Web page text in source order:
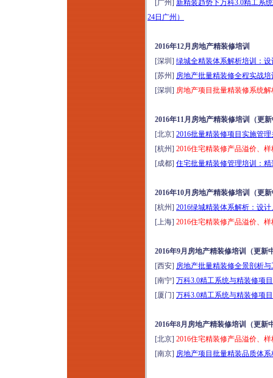
[广州] 新精装趋势下万科3.0精工系
24日广州）
2016年12月房地产精装修培训
[深圳] 绿城全精装体系解析培训：
[苏州] 房地产批量精装修全程实战
[深圳] 房地产项目批量精装修系统
2016年11月房地产精装修培训（更
[北京] 2016批量精装修项目实施管
[杭州] 2016住宅精装修产品溢价、
[成都] 住宅批量精装修管理培训：
2016年10月房地产精装修培训（更
[杭州] 2016绿城精装体系解析：设
[上海] 2016住宅精装修产品溢价、
2016年9月房地产精装修培训（更新
[西安] 房地产批量精装修全景剖析
[南宁] 万科3.0精工系统与精装修项
[厦门] 万科3.0精工系统与精装修项
2016年8月房地产精装修培训（更新
[北京] 2016住宅精装修产品溢价、
[南京] 房地产项目批量精装品质体